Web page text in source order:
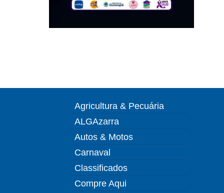
Agricultura & Pecuária
ALGAzarra
Autos & Motos
Carnaval
Classificados
Compre Aqui